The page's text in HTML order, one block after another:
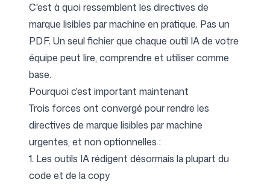
C'est à quoi ressemblent les directives de
marque lisibles par machine en pratique. Pas un
PDF. Un seul fichier que chaque outil IA de votre
équipe peut lire, comprendre et utiliser comme
base.
Pourquoi c'est important maintenant
Trois forces ont convergé pour rendre les
directives de marque lisibles par machine
urgentes, et non optionnelles :
1. Les outils IA rédigent désormais la plupart du
code et de la copy